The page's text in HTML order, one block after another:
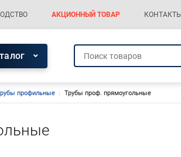
АКЦИОННЫЙ ТОВАР КОНТАКТЫ
каталога
профильные Трубы проф. прямоугольные